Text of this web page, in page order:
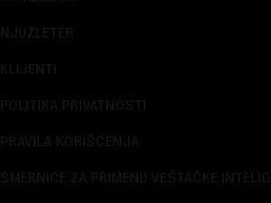
NJUZLETER
KLIJENTI
POLITIKA PRIVATNOSTI
PRAVILA KORIŠĆENJA
SMERNICE ZA PRIMENU VEŠTAČKE